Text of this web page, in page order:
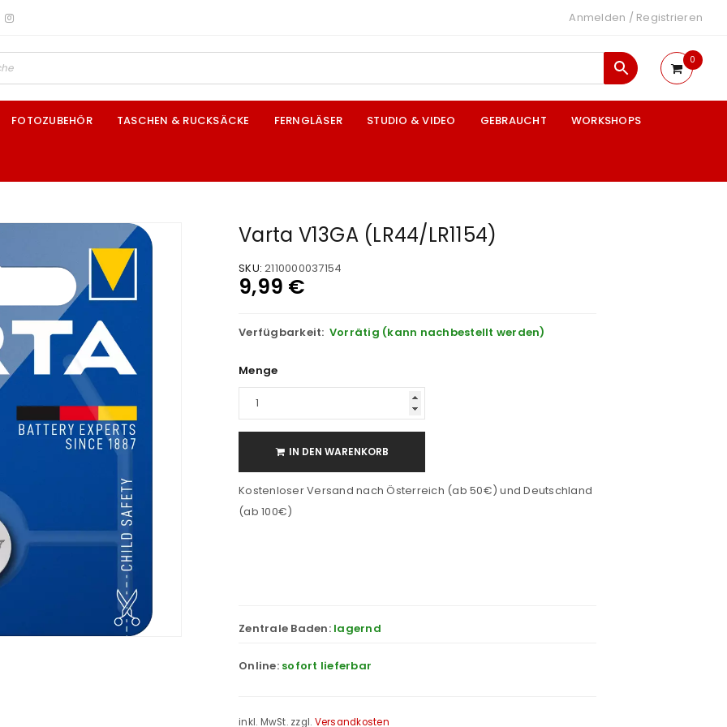
Anmelden / Registrieren
0
FOTOZUBEHÖR TASCHEN & RUCKSÄCKE FERNGLÄSER STUDIO & VIDEO GEBRAUCHT WORKSHOPS
Varta V13GA (LR44/LR1154)
SKU: 2110000037154
9,99 €
Verfügbarkeit: Vorrätig (kann nachbestellt werden)
Menge
IN DEN WARENKORB
Kostenloser Versand nach Österreich (ab 50€) und Deutschland
(ab 100€)
Zentrale Baden: lagernd
Online: sofort lieferbar
inkl. MwSt. zzgl. Versandkosten